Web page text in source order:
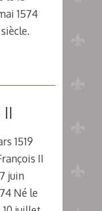
1574
II
1519
II
juin
Né le